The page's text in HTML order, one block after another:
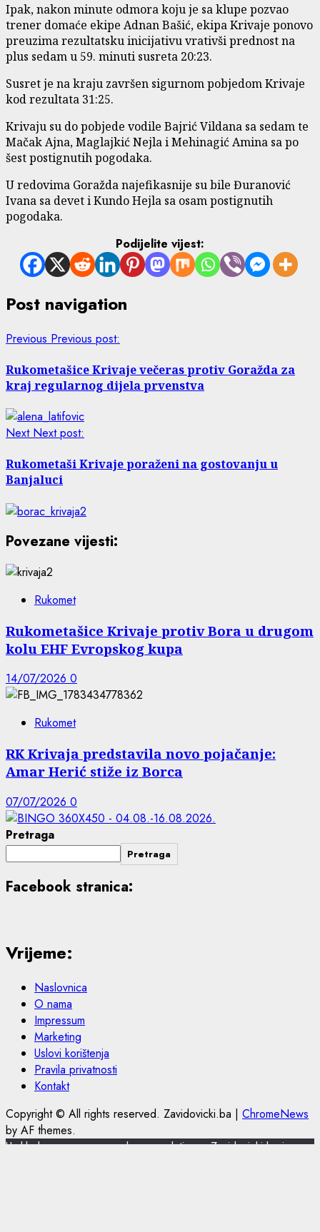
Ipak, nakon minute odmora koju je sa klupe pozvao
trener domaće ekipe Adnan Bašić, ekipa Krivaje ponovo
preuzima rezultatsku inicijativu vrativši prednost na
plus sedam u 59. minuti susreta 20:23.
Susret je na kraju završen sigurnom pobjedom Krivaje
kod rezultata 31:25.
Krivaju su do pobjede vodile Bajrić Vildana sa sedam te
Mačak Ajna, Maglajkić Nejla i Mehinagić Amina sa po
šest postignutih pogodaka.
U redovima Goražda najefikasnije su bile Đuranović
Ivana sa devet i Kundo Hejla sa osam postignutih
pogodaka.
Podijelite vijest:
Post navigation
Previous Previous post:
Rukometašice Krivaje večeras protiv Goražda za
kraj regularnog dijela prvenstva
Next Next post:
Rukometaši Krivaje poraženi na gostovanju u
Banjaluci
Povezane vijesti:
Rukomet
Rukometašice Krivaje protiv Bora u drugom
kolu EHF Evropskog kupa
14/07/2026 0
Rukomet
RK Krivaja predstavila novo pojačanje:
Amar Herić stiže iz Borca
07/07/2026 0
Pretraga
Pretraga
Facebook stranica:
Vrijeme:
Naslovnica
O nama
Impressum
Marketing
Uslovi korištenja
Pravila privatnosti
Kontakt
Copyright © All rights reserved. Zavidovicki.ba | ChromeNews
by AF themes.
U skladu s novom europskom regulativom, Zavidovicki.ba je